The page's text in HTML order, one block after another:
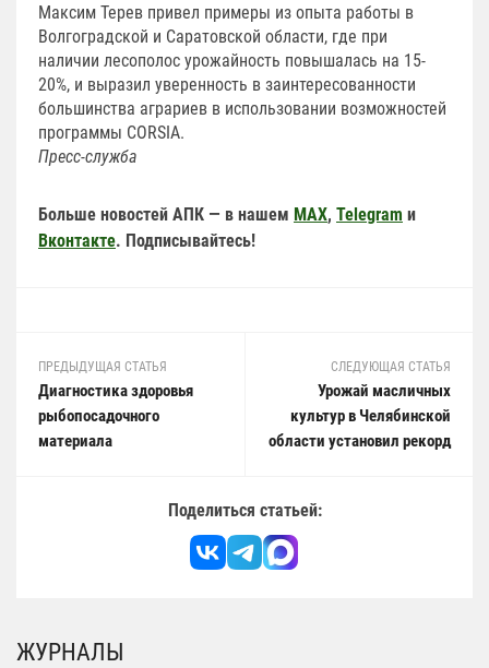
Максим Терев привел примеры из опыта работы в
Волгоградской и Саратовской области, где при
наличии лесополос урожайность повышалась на 15-
20%, и выразил уверенность в заинтересованности
большинства аграриев в использовании возможностей
программы CORSIA.
Пресс-служба
Больше новостей АПК — в нашем MAX, Telegram и
Вконтакте. Подписывайтесь!
ПРЕДЫДУЩАЯ СТАТЬЯ
Диагностика здоровья
рыбопосадочного
материала
СЛЕДУЮЩАЯ СТАТЬЯ
Урожай масличных
культур в Челябинской
области установил рекорд
Поделиться статьей:
ЖУРНАЛЫ